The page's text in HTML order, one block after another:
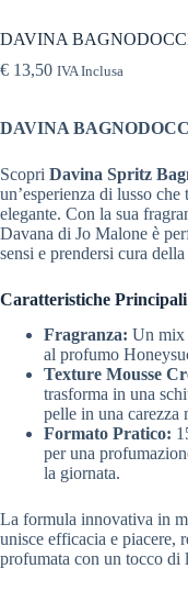
DAVINA
€ 13,50 IVA Inclusa
DAVINA
Scopri Davina Spritz
un’esperienza di lusso
elegante. Con la sua
Davana di Jo Malone è
sensi e prendersi cura
Caratteristiche
Fragranza: Un mix
al profumo
Texture Mousse
trasforma in una
pelle in una carezza
Formato Pratico:
per una
la giornata.
La formula innovativa in
unisce efficacia e piacere,
profumata con un tocco di